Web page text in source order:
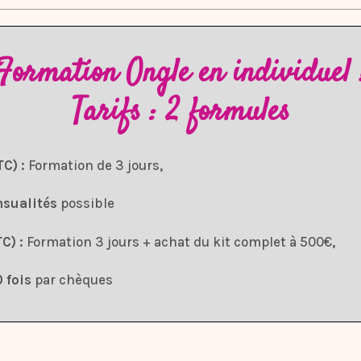
Ongle en individuel
Tarifs : 2 formules
: Formation de 3 jours,
possible
: Formation 3 jours + achat du kit complet à 500€,
fois par chèques